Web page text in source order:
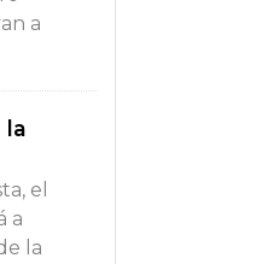
a
la
el
a
la